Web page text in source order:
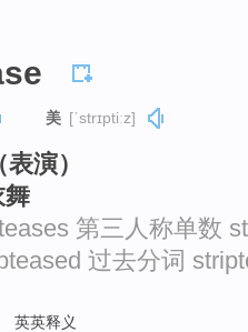
美 [ˈstrɪptiːz]
演）
舞
第三人称单数
过去分词
英英释义